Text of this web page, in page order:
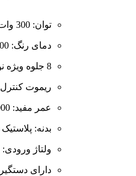
توان: 300 وات
دمای رنگ: 3200 تا 5600 کلوین
8 جلوه ویژه نوری
ریموت کنترل
عمر مفید: 50,000 ساعت
بدنه:
ولتاژ ورودی: 200 تا 220 ولت
دارای